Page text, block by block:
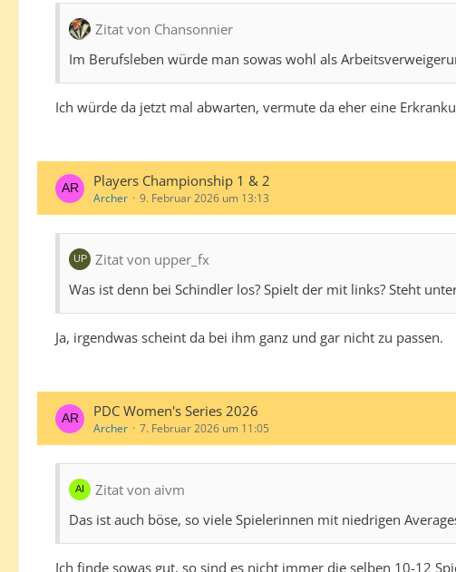
Zitat von Chansonnier
Im Berufsleben würde man sowas wohl als
Ich würde da jetzt mal abwarten, vermute da eher eine
Players Championship 1 & 2
Archer 9. Februar 2026 um 13:13
Zitat von upper_fx
Was ist denn bei Schindler los? Spielt der mit links? Steht
Ja, irgendwas scheint da bei ihm ganz und gar nicht zu passen.
PDC Women's Series 2026
Archer 7. Februar 2026 um 11:05
Zitat von aivm
Das ist auch böse, so viele Spielerinnen mit niedrigen
Ich finde sowas gut, so sind es nicht immer die selben 10-12